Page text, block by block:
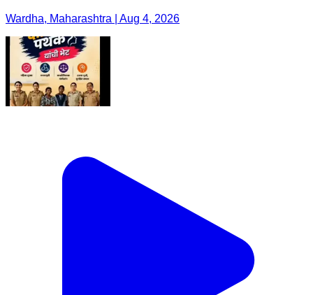
Wardha, Maharashtra | Aug 4, 2026